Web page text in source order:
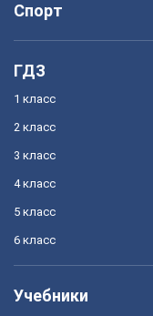
Спорт
ГДЗ
1 класс
2 класс
3 класс
4 класс
5 класс
6 класс
Учебники